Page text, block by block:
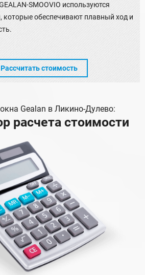
SMOOVIO используются
обеспечивают плавный ход и
Рассчитать стоимость
Gealan в Ликино-Дулево:
расчета стоимости